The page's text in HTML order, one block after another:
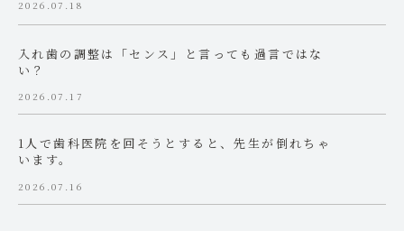
2026.07.18
入れ歯の調整は「センス」と言っても過言ではな
い？
2026.07.17
1人で歯科医院を回そうとすると、先生が倒れちゃ
います。
2026.07.16